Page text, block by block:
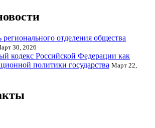
регионального отделения общества
30, 2026
кодекс Российской Федерации как
политики государства Март 22,